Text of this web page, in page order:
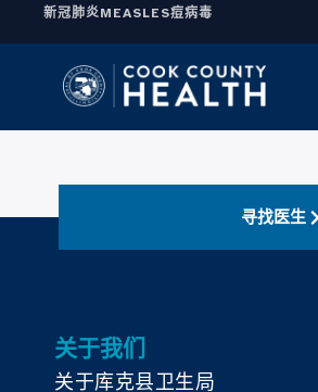
新冠肺炎MEASLES痘病毒
寻找医生
关于我们
关于库克县卫生局